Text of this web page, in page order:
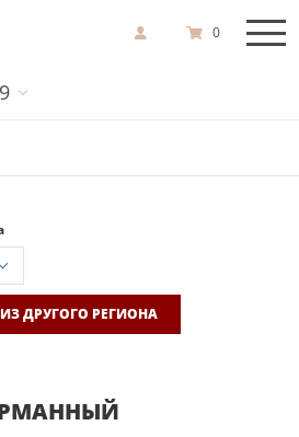
0
ДРУГОГО РЕГИОНА